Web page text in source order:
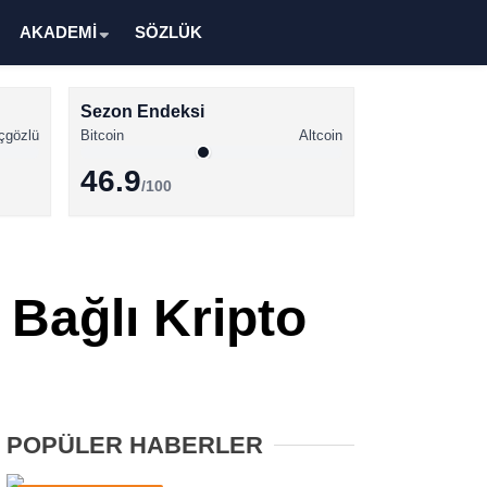
Altcoin Haberleri
XRP Haberleri
AKADEMİ SÖZLÜK
Sezon Endeksi
Bitcoin Altcoin
46.9/100
Kripto
POPÜLER HABERLER